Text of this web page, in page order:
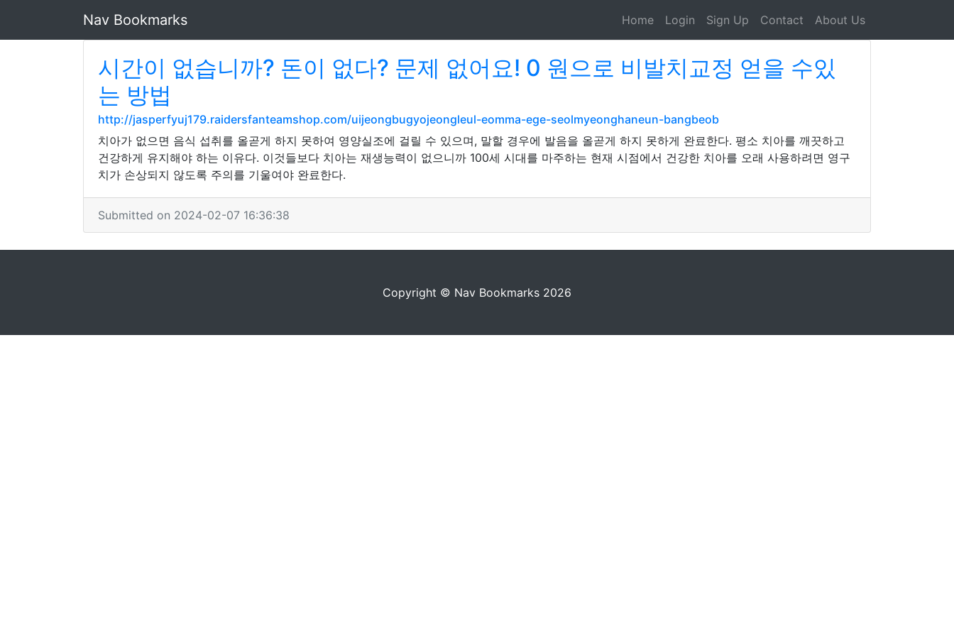
Nav Bookmarks Home Login Sign Up Contact About Us
시간이 없습니까? 돈이 없다? 문제 없어요! 0 원으로 비발치교정 얻을 수있
는 방법
http://jasperfyuj179.raidersfanteamshop.com/uijeongbugyojeongleul-eomma-ege-seolmyeonghaneun-bangbeob
치아가 없으면 음식 섭취를 올곧게 하지 못하여 영양실조에 걸릴 수 있으며, 말할 경우에 발음을 올곧게 하지 못하게 완료한다. 평소 치아를 깨끗하고
건강하게 유지해야 하는 이유다. 이것들보다 치아는 재생능력이 없으니까 100세 시대를 마주하는 현재 시점에서 건강한 치아를 오래 사용하려면 영구
치가 손상되지 않도록 주의를 기울여야 완료한다.
Submitted on 2024-02-07 16:36:38
Copyright © Nav Bookmarks 2026